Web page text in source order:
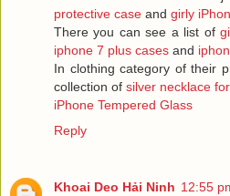
protective case and girly
There you can see a list of
iphone 7 plus cases and
In clothing category of their
collection of silver necklace
iPhone Tempered Glass
Reply
Khoai Deo Hải Ninh 12:55